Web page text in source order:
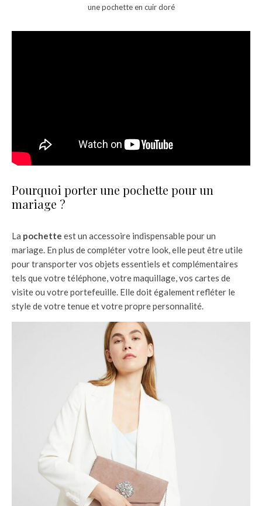
une pochette en cuir doré
Pourquoi porter une pochette pour un
mariage ?
La pochette est un accessoire indispensable pour un
mariage. En plus de compléter votre look, elle peut être utile
pour transporter vos objets essentiels et complémentaires
tels que votre téléphone, votre maquillage, vos cartes de
visite ou votre portefeuille. Elle doit également refléter le
style de votre tenue et votre propre personnalité.